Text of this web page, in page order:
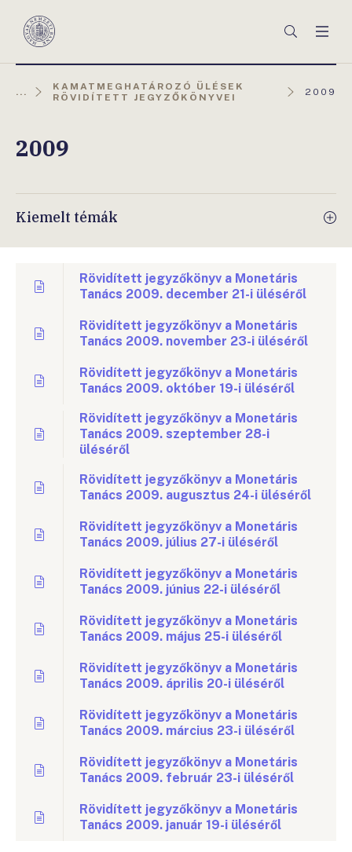
Magyar
Keresés
...
KAMATMEGHATÁROZÓ ÜLÉSEK
RÖVIDÍTETT JEGYZŐKÖNYVEI
2009
2009
Kiemelt témák
Rövidített jegyzőkönyv a Monetáris
Tanács 2009. december 21-i üléséről
Rövidített jegyzőkönyv a Monetáris
Tanács 2009. november 23-i üléséről
Rövidített jegyzőkönyv a Monetáris
Tanács 2009. október 19-i üléséről
Rövidített jegyzőkönyv a Monetáris
Tanács 2009. szeptember 28-i
üléséről
Rövidített jegyzőkönyv a Monetáris
Tanács 2009. augusztus 24-i üléséről
Rövidített jegyzőkönyv a Monetáris
Tanács 2009. július 27-i üléséről
Rövidített jegyzőkönyv a Monetáris
Tanács 2009. június 22-i üléséről
Rövidített jegyzőkönyv a Monetáris
Tanács 2009. május 25-i üléséről
Rövidített jegyzőkönyv a Monetáris
Tanács 2009. április 20-i üléséről
Rövidített jegyzőkönyv a Monetáris
Tanács 2009. március 23-i üléséről
Rövidített jegyzőkönyv a Monetáris
Tanács 2009. február 23-i üléséről
Rövidített jegyzőkönyv a Monetáris
Tanács 2009. január 19-i üléséről